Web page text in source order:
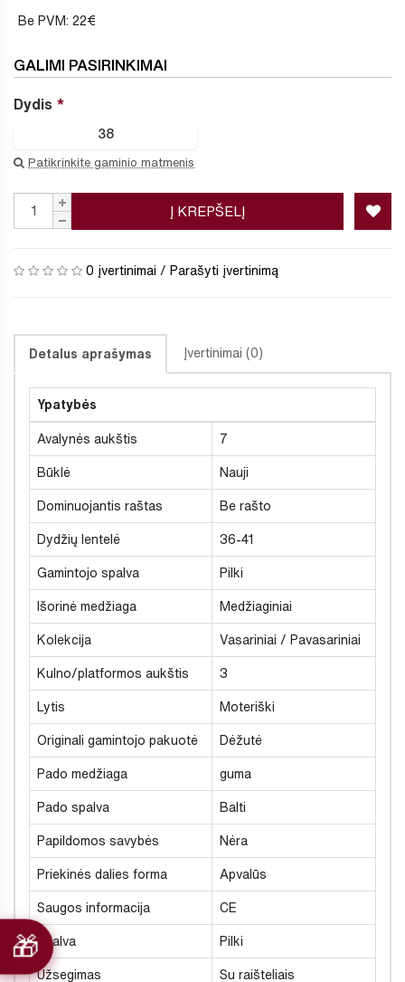
Be PVM: 22€
GALIMI PASIRINKIMAI
Dydis
38
Patikrinkite gaminio matmenis
Į KREPŠELĮ
0 įvertinimai / Parašyti įvertinimą
Detalus aprašymas Įvertinimai (0)
Ypatybės
Avalynės aukštis 7
Būklė Nauji
Dominuojantis raštas Be rašto
Dydžių lentelė 36-41
Gamintojo spalva Pilki
Išorinė medžiaga Medžiaginiai
Kolekcija Vasariniai / Pavasariniai
Kulno/platformos aukštis 3
Lytis Moteriški
Originali gamintojo pakuotė Dėžutė
Pado medžiaga guma
Pado spalva Balti
Papildomos savybės Nėra
Priekinės dalies forma Apvalūs
Saugos informacija CE
Spalva Pilki
Užsegimas Su raišteliais